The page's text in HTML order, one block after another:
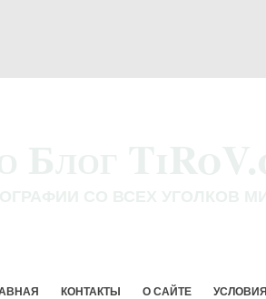
КОНТАКТЫ О САЙТЕ УСЛОВИЯ